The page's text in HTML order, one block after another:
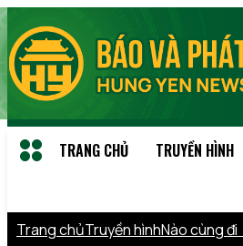
TRANG CHỦ TRUYỀN HÌNH
Trang chủTruyền hìnhNào cùng đi